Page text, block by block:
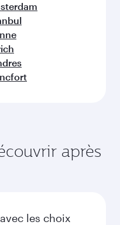
après
les choix